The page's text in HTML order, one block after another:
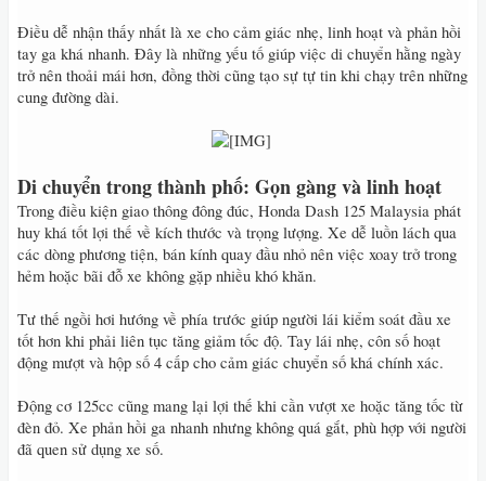
Điều dễ nhận thấy nhất là xe cho cảm giác nhẹ, linh hoạt và phản hồi
tay ga khá nhanh. Đây là những yếu tố giúp việc di chuyển hằng ngày
trở nên thoải mái hơn, đồng thời cũng tạo sự tự tin khi chạy trên những
cung đường dài.
Di chuyển trong thành phố: Gọn gàng và linh hoạt
Trong điều kiện giao thông đông đúc, Honda Dash 125 Malaysia phát
huy khá tốt lợi thế về kích thước và trọng lượng. Xe dễ luồn lách qua
các dòng phương tiện, bán kính quay đầu nhỏ nên việc xoay trở trong
hẻm hoặc bãi đỗ xe không gặp nhiều khó khăn.
Tư thế ngồi hơi hướng về phía trước giúp người lái kiểm soát đầu xe
tốt hơn khi phải liên tục tăng giảm tốc độ. Tay lái nhẹ, côn số hoạt
động mượt và hộp số 4 cấp cho cảm giác chuyển số khá chính xác.
Động cơ 125cc cũng mang lại lợi thế khi cần vượt xe hoặc tăng tốc từ
đèn đỏ. Xe phản hồi ga nhanh nhưng không quá gắt, phù hợp với người
đã quen sử dụng xe số.